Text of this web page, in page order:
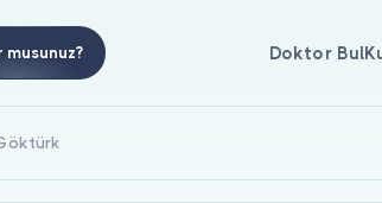
musunuz? Doktor Bul